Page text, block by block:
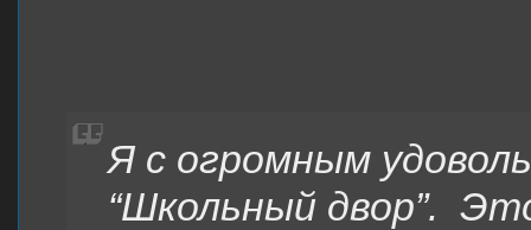
Я с огромным
“Школьный двор”.